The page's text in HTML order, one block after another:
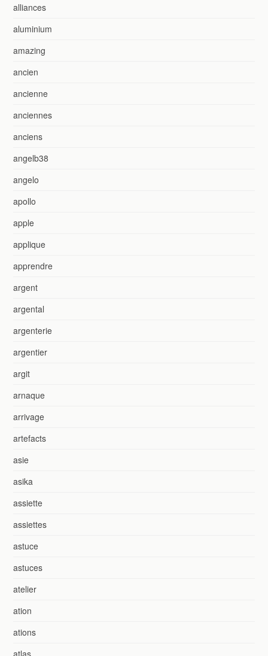
alliances
aluminium
amazing
ancien
ancienne
anciennes
anciens
angelb38
angelo
apollo
apple
applique
apprendre
argent
argental
argenterie
argentier
argit
arnaque
arrivage
artefacts
asie
asika
assiette
assiettes
astuce
astuces
atelier
ation
ations
atlas